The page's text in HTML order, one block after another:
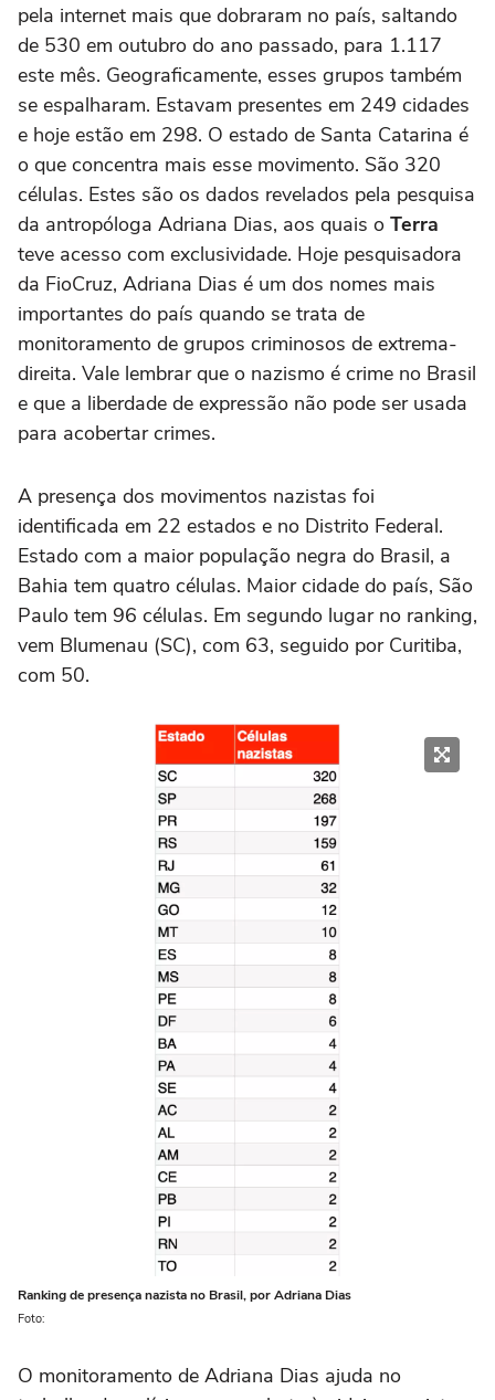
pela internet mais que dobraram no país, saltando
de 530 em outubro do ano passado, para 1.117
este mês. Geograficamente, esses grupos também
se espalharam. Estavam presentes em 249 cidades
e hoje estão em 298. O estado de Santa Catarina é
o que concentra mais esse movimento. São 320
células. Estes são os dados revelados pela pesquisa
da antropóloga Adriana Dias, aos quais o Terra
teve acesso com exclusividade. Hoje pesquisadora
da FioCruz, Adriana Dias é um dos nomes mais
importantes do país quando se trata de
monitoramento de grupos criminosos de extrema-
direita. Vale lembrar que o nazismo é crime no Brasil
e que a liberdade de expressão não pode ser usada
para acobertar crimes.
A presença dos movimentos nazistas foi
identificada em 22 estados e no Distrito Federal.
Estado com a maior população negra do Brasil, a
Bahia tem quatro células. Maior cidade do país, São
Paulo tem 96 células. Em segundo lugar no ranking,
vem Blumenau (SC), com 63, seguido por Curitiba,
com 50.
Ranking de presença nazista no Brasil, por Adriana Dias
Foto:
O monitoramento de Adriana Dias ajuda no